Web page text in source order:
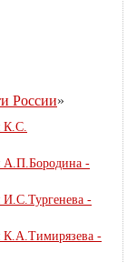
России»
К.С.
А.П.Бородина -
И.С.Тургенева -
К.А.Тимирязева -